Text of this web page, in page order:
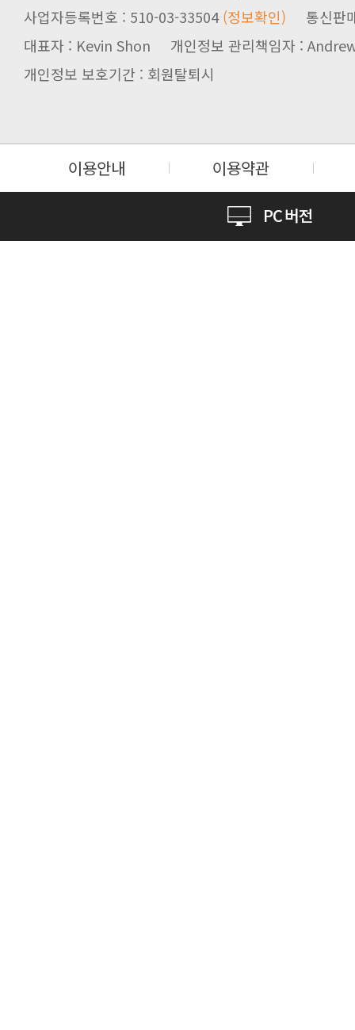
사업자등록번호 : 510-03-33504(정보확인) 통신판
대표자 : Kevin Shon 개인정보 관리책임자 :
개인정보 보호기간 : 회원탈퇴시
이용안내 이용약관